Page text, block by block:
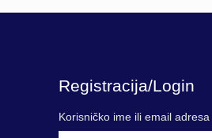
Registracija/Login
Korisničko ime ili email adresa